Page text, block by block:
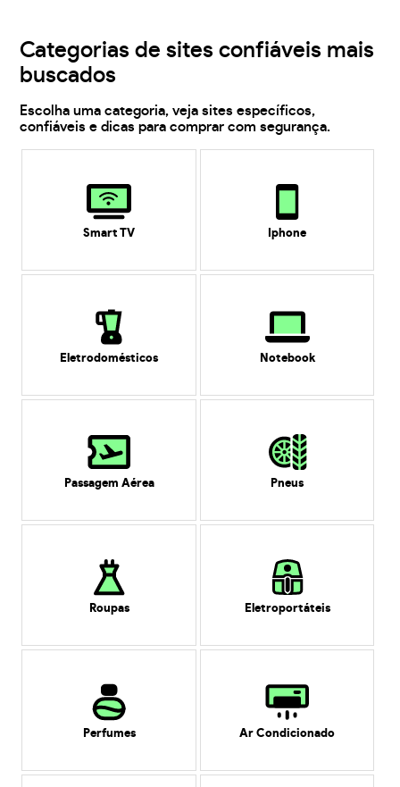
Categorias de sites confiáveis mais
buscados
Escolha uma categoria, veja sites específicos,
confiáveis e dicas para comprar com segurança.
Smart TV Iphone
Eletrodomésticos Notebook
Passagem Aérea Pneus
Roupas Eletroportáteis
Perfumes Ar Condicionado